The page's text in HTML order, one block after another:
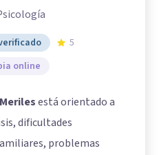
5
online
está orientado a
dificultades
problemas